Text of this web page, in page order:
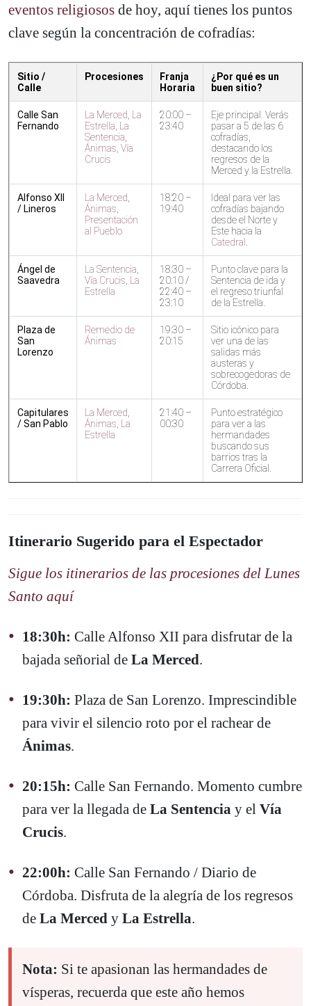
eventos religiosos de hoy, aquí tienes los puntos
clave según la concentración de cofradías:
Sitio /
Calle
Procesiones
Franja
Horaria
¿Por qué es un
buen sitio?
Calle San
Fernando
La Merced
La
Estrella
La
Sentencia
Ánimas Vía
Crucis
20:00 –
23:40
Eje principal. Verás
pasar a 5 de las 6
cofradías,
destacando los
regresos de la
Merced y la Estrella.
Alfonso XII
/ Lineros
La Merced
Ánimas
Presentación
al Pueblo
18:20 –
19:40
Ideal para ver las
cofradías bajando
desde el Norte y
Este hacia la
Catedral
Ángel de
Saavedra
La Sentencia
Vía Crucis
La
Estrella
18:30 –
20:10 /
22:40 –
23:10
Punto clave para la
Sentencia de ida y
el regreso triunfal
de la Estrella.
Plaza de
San
Lorenzo
Remedio de
Ánimas
19:30 –
20:15
Sitio icónico para
ver una de las
salidas más
austeras y
sobrecogedoras de
Córdoba.
Capitulares
/ San Pablo
La Merced
Ánimas
La
Estrella
21:40 –
00:30
Punto estratégico
para ver a las
hermandades
buscando sus
barrios tras la
Carrera Oficial.
Itinerario Sugerido para el Espectador
Sigue los itinerarios de las procesiones del Lunes
Santo aquí
18:30h: Calle Alfonso XII para disfrutar de la
bajada señorial de La Merced.
19:30h: Plaza de San Lorenzo. Imprescindible
para vivir el silencio roto por el rachear de
Ánimas.
20:15h: Calle San Fernando. Momento cumbre
para ver la llegada de La Sentencia y el Vía
Crucis.
22:00h: Calle San Fernando / Diario de
Córdoba. Disfruta de la alegría de los regresos
de La Merced y La Estrella.
Nota: Si te apasionan las hermandades de
vísperas, recuerda que este año hemos